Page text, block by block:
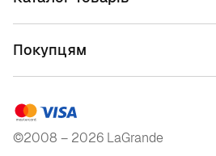
Покупцям
©2008 – 2026 LaGrande